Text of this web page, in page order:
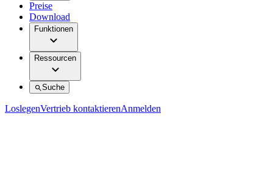
Preise
Download
Funktionen
Ressourcen
Suche
LoslegenVertrieb kontaktierenAnmelden